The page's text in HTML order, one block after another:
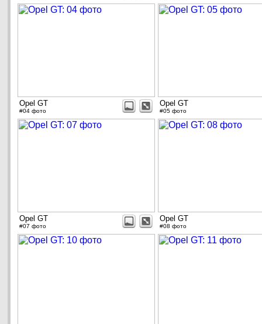
Opel GT
#04 фото
Opel GT
#05 фото
Opel GT
#07 фото
Opel GT
#08 фото